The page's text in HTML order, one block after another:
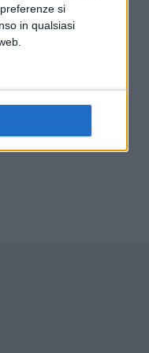
si
in qualsiasi
le tasche